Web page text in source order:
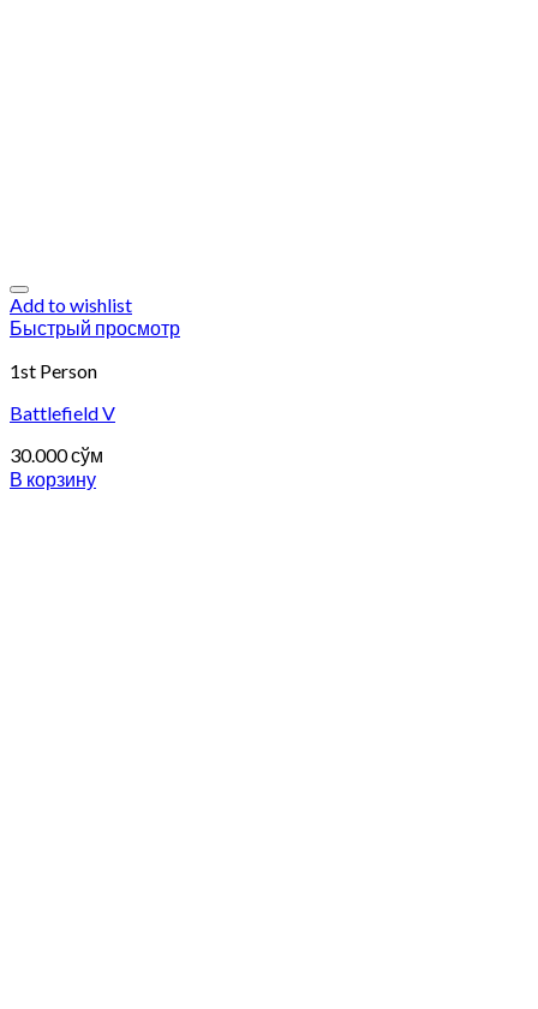
Add to wishlist
Быстрый просмотр
1st Person
Battlefield V
30.000сўм
В корзину